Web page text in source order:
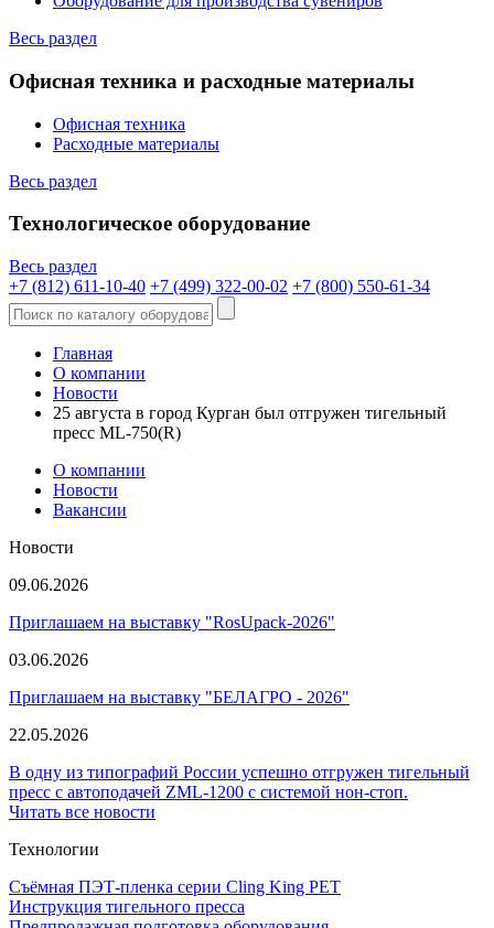
Весь раздел
Офисная техника и расходные материалы
Офисная техника
Расходные материалы
Весь раздел
Технологическое оборудование
Весь раздел
+7 (812) 611-10-40 +7 (499) 322-00-02 +7 (800) 550-61-34
Главная
О компании
Новости
25 августа в город Курган был отгружен тигельный
пресс ML-750(R)
О компании
Новости
Вакансии
Новости
09.06.2026
Приглашаем на выставку "RosUpack-2026"
03.06.2026
Приглашаем на выставку "БЕЛАГРО - 2026"
22.05.2026
В одну из типографий России успешно отгружен тигельный
пресс с автоподачей ZML-1200 с системой нон-стоп.
Читать все новости
Технологии
Съёмная ПЭТ-пленка серии Cling King PET
Инструкция тигельного пресса